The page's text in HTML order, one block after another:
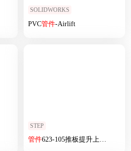
SOLIDWORKS
PVC管件-Airlift
STEP
管件623-105推板提升上料